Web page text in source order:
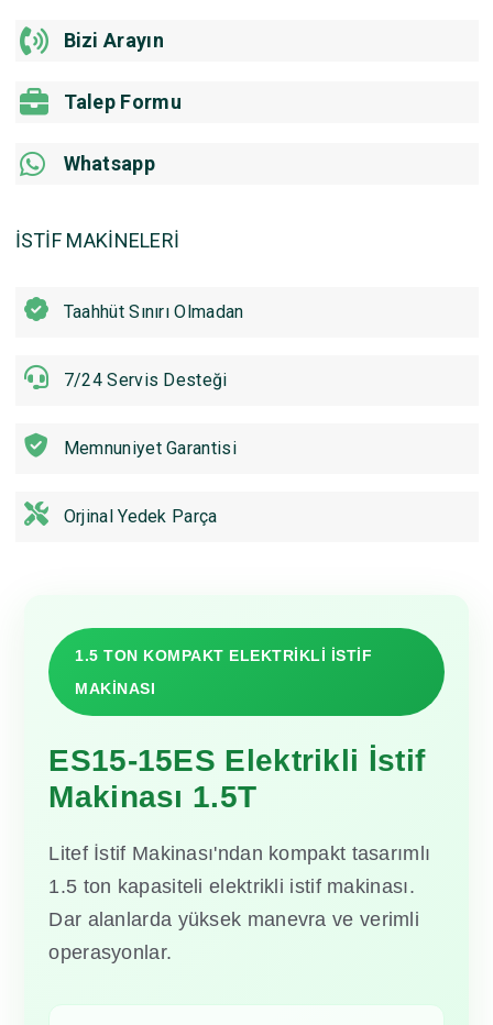
Bizi Arayın
Talep Formu
Whatsapp
İSTİF MAKİNELERİ
Taahhüt Sınırı Olmadan
7/24 Servis Desteği
Memnuniyet Garantisi
Orjinal Yedek Parça
1.5 TON KOMPAKT ELEKTRİKLİ İSTİF
MAKİNASI
ES15-15ES Elektrikli İstif
Makinası 1.5T
Litef İstif Makinası'ndan kompakt tasarımlı
1.5 ton kapasiteli elektrikli istif makinası.
Dar alanlarda yüksek manevra ve verimli
operasyonlar.